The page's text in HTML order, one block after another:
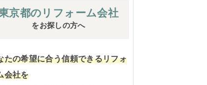
京都の リフォーム会社
をお探しの方へ
たの希望に合う信頼できるリフォ
会社を